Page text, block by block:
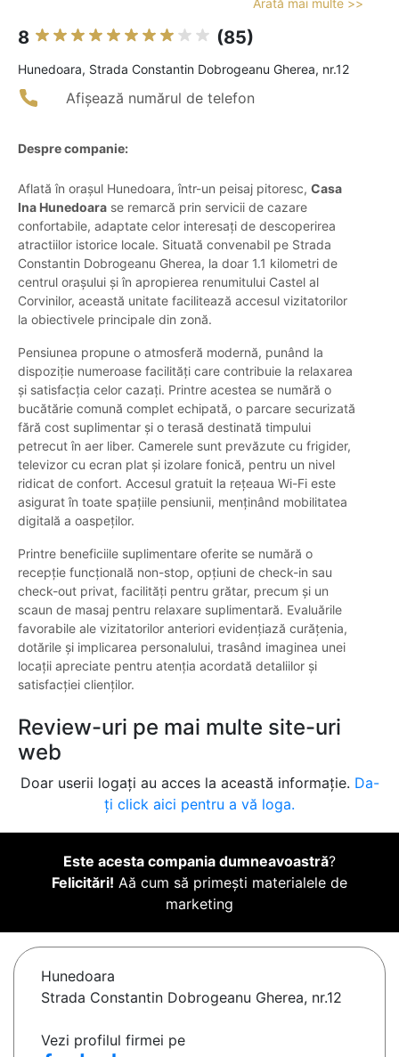
Arată mai multe >>
8 (85)
Hunedoara, Strada Constantin Dobrogeanu Gherea, nr.12
Afișează numărul de telefon
Despre companie:
Aflată în orașul Hunedoara, într-un peisaj pitoresc, Casa
Ina Hunedoara se remarcă prin servicii de cazare
confortabile, adaptate celor interesați de descoperirea
atractiilor istorice locale. Situată convenabil pe Strada
Constantin Dobrogeanu Gherea, la doar 1.1 kilometri de
centrul orașului și în apropierea renumitului Castel al
Corvinilor, această unitate facilitează accesul vizitatorilor
la obiectivele principale din zonă.
Pensiunea propune o atmosferă modernă, punând la
dispoziție numeroase facilități care contribuie la relaxarea
și satisfacția celor cazați. Printre acestea se numără o
bucătărie comună complet echipată, o parcare securizată
fără cost suplimentar și o terasă destinată timpului
petrecut în aer liber. Camerele sunt prevăzute cu frigider,
televizor cu ecran plat și izolare fonică, pentru un nivel
ridicat de confort. Accesul gratuit la rețeaua Wi-Fi este
asigurat în toate spațiile pensiunii, menținând mobilitatea
digitală a oaspeților.
Printre beneficiile suplimentare oferite se numără o
recepție funcțională non-stop, opțiuni de check-in sau
check-out privat, facilități pentru grătar, precum și un
scaun de masaj pentru relaxare suplimentară. Evaluările
favorabile ale vizitatorilor anteriori evidențiază curățenia,
dotările și implicarea personalului, trasând imaginea unei
locații apreciate pentru atenția acordată detaliilor și
satisfacției clienților.
Review-uri pe mai multe site-uri
web
Doar userii logați au acces la această informație. Da-
ți click aici pentru a vă loga.
Este acesta compania dumneavoastră?
Felicitări! Aă cum să primești materialele de
marketing
Hunedoara
Strada Constantin Dobrogeanu Gherea, nr.12
Vezi profilul firmei pe